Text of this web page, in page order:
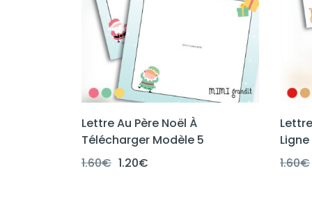
Lettre Au Père Noël À
Télécharger Modèle 5
1.60€ Le1.20€
1.60€